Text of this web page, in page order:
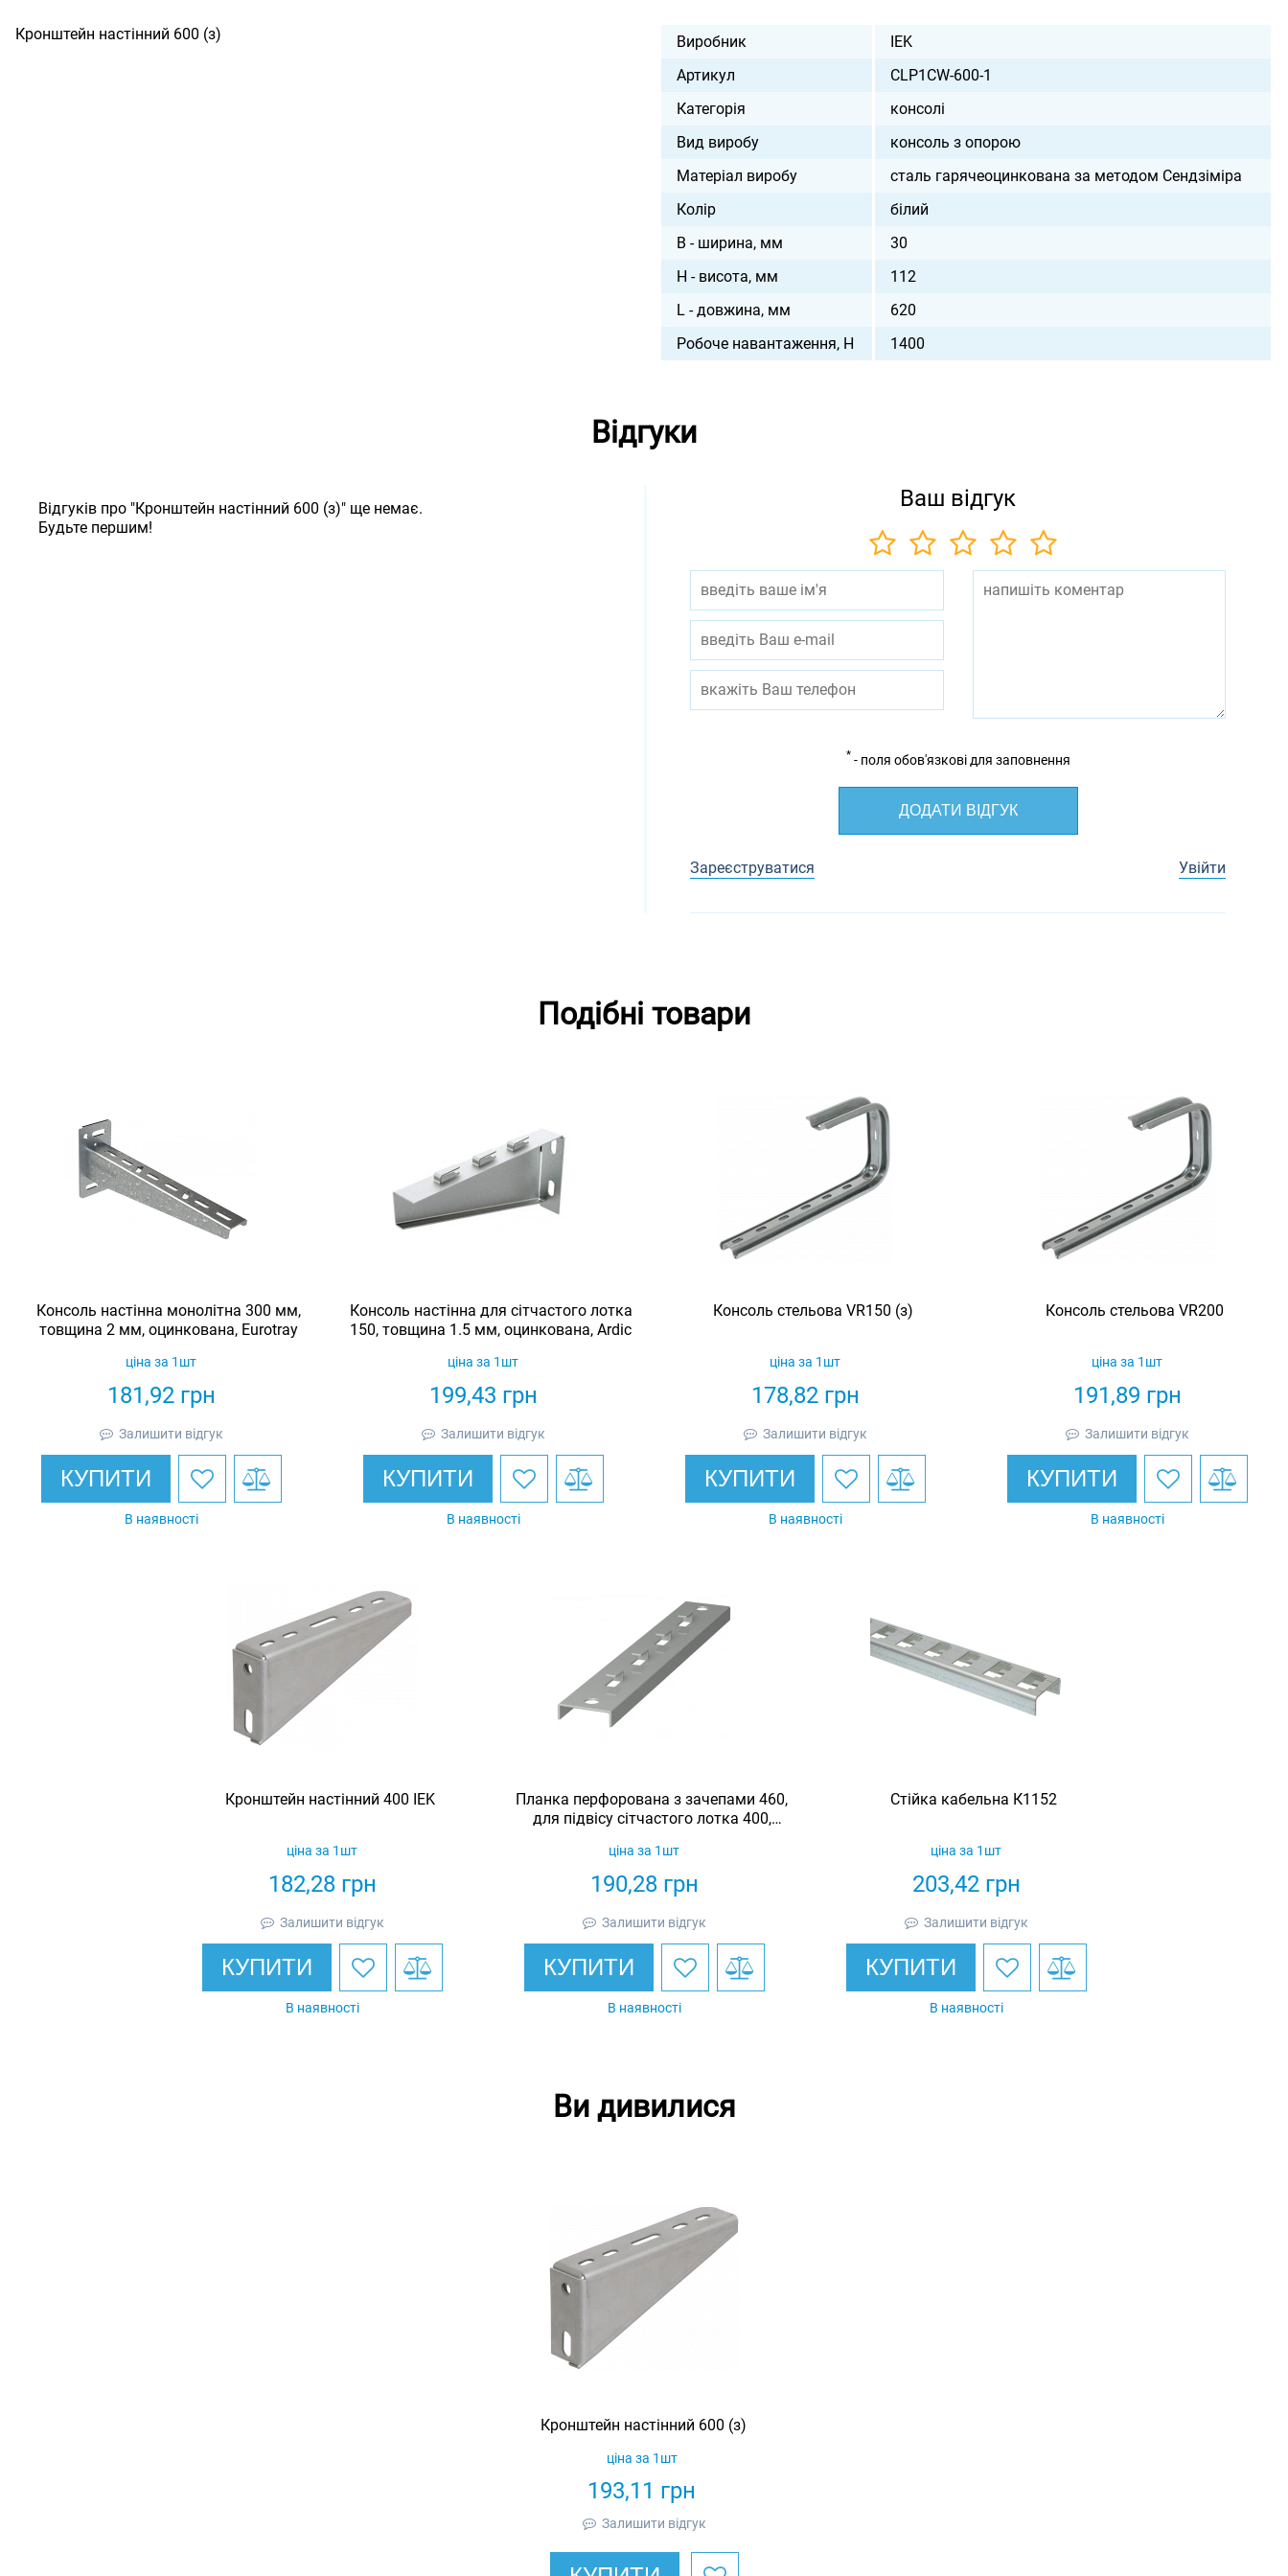
Кронштейн настінний 600 (з) Виробник
IEK
Артикул
CLP1CW-600-1
Категорія
консолі
Вид виробу
консоль з опорою
Матеріал виробу
сталь гарячеоцинкована за методом Сендзіміра
Колір
білий
B - ширина, мм
30
H - висота, мм
112
L - довжина, мм
620
Робоче навантаження, Н
1400
Відгуки
Відгуків про "Кронштейн настінний 600 (з)" ще немає.
Будьте першим!
Ваш відгук
* - поля обов'язкові для заповнення
ДОДАТИ ВІДГУК
Зареєструватися Увійти
Подібні товари
Консоль настінна монолітна 300 мм,
товщина 2 мм, оцинкована, Eurotray
181,92грн
ціна за 1шт
Залишити відгук
КУПИТИ
В наявності
Консоль настінна для сітчастого лотка
150, товщина 1.5 мм, оцинкована, Ardic
199,43 грн
ціна за 1шт
Залишити відгук
КУПИТИ
В наявності
Консоль стельова VR150 (з)
178,82грн
ціна за 1шт
Залишити відгук
КУПИТИ
В наявності
Консоль стельова VR200
191,89 грн
ціна за 1шт
Залишити відгук
КУПИТИ
В наявності
Кронштейн настінний 400 IEK
182,28грн
ціна за 1шт
Залишити відгук
КУПИТИ
В наявності
Планка перфорована з зачепами 460,
для підвісу сітчастого лотка 400,
190,28грн
ціна за 1шт
Залишити відгук
КУПИТИ
В наявності
Стійка кабельна К1152
203,42грн
ціна за 1шт
Залишити відгук
КУПИТИ
В наявності
Ви дивилися
Кронштейн настінний 600 (з)
193,11 грн
ціна за 1шт
Залишити відгук